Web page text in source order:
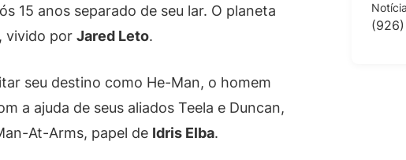
15 anos separado de seu lar. O planeta
vivido por Jared Leto.
seu destino como He-Man, o homem
a ajuda de seus aliados Teela e Duncan,
At-Arms, papel de Idris Elba.
(926)